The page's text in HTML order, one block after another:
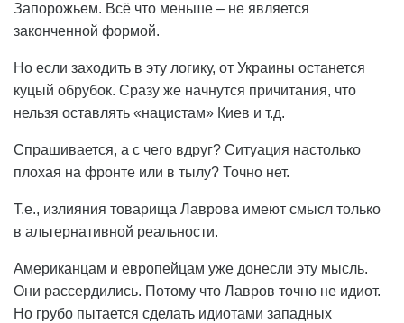
Запорожьем. Всё что меньше – не является
законченной формой.
Но если заходить в эту логику, от Украины останется
куцый обрубок. Сразу же начнутся причитания, что
нельзя оставлять «нацистам» Киев и т.д.
Спрашивается, а с чего вдруг? Ситуация настолько
плохая на фронте или в тылу? Точно нет.
Т.е., излияния товарища Лаврова имеют смысл только
в альтернативной реальности.
Американцам и европейцам уже донесли эту мысль.
Они рассердились. Потому что Лавров точно не идиот.
Но грубо пытается сделать идиотами западных